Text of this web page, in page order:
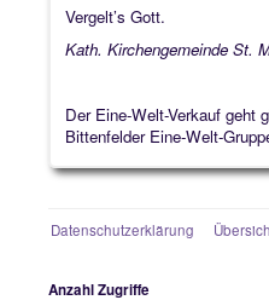
Vergelt’s Gott.
Kath. Kirchengemeinde St.
Der Eine-Welt-Verkauf geht
Bittenfelder Eine-Welt-
Datenschutzerklärung
Anzahl Zugriffe